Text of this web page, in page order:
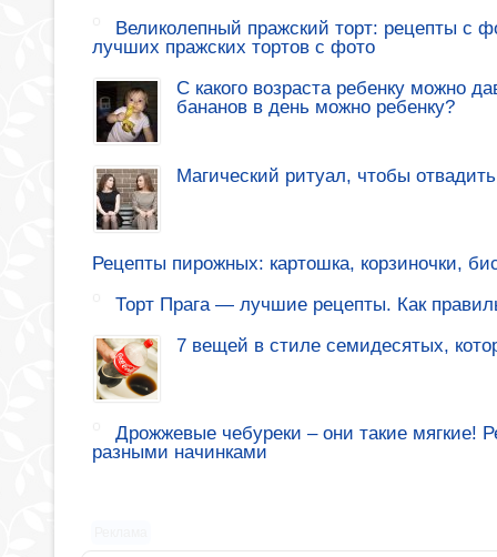
Великолепный пражский торт: рецепты с
лучших пражских тортов с фото
С какого возраста ребенку можно
бананов в день можно ребенку?
Магический ритуал, чтобы
Рецепты пирожных: картошка, корзиночки,
Торт Прага — лучшие рецепты. Как
7 вещей в стиле семидесятых,
Дрожжевые чебуреки – они такие мягкие!
разными начинками